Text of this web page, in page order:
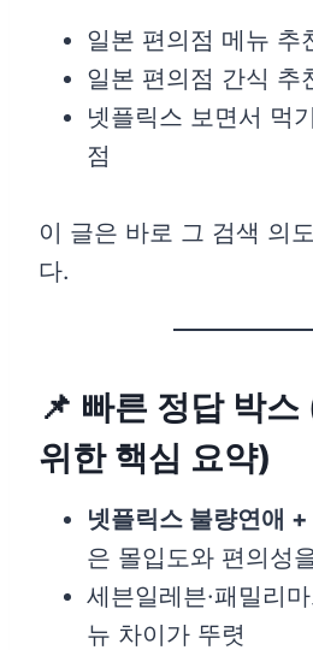
일본 편의점 메뉴 추
일본 편의점 간식 추
넷플릭스 보면서 먹
점
이 글은 바로 그 검색 의
다.
📌 빠른 정답 박
위한 핵심 요약)
넷플릭스 불량연애
은 몰입도와 편의성
세븐일레븐·패밀리
뉴 차이가 뚜렷